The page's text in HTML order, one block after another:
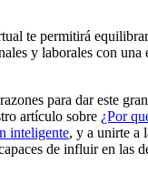
te permitirá
y laborales con una
para dar este
artículo sobre ¿Por
inteligente, y a unirte a
de influir en las